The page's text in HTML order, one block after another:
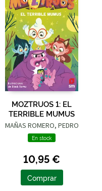
MOZTRUOS 1: EL
TERRIBLE MUMUS
MAÑAS ROMERO, PEDRO
En stock
10,95 €
Comprar